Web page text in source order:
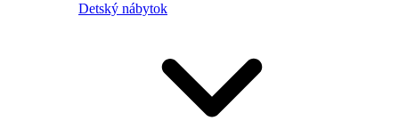
Detský nábytok